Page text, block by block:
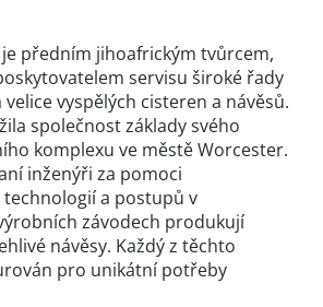
je předním jihoafrickým tvůrcem,
servisu široké řady
vyspělých cisteren a návěsů.
společnost základy svého
komplexu ve městě Worcester.
inženýři za pomoci
a postupů v
závodech produkují
návěsy. Každý z těchto
pro unikátní potřeby